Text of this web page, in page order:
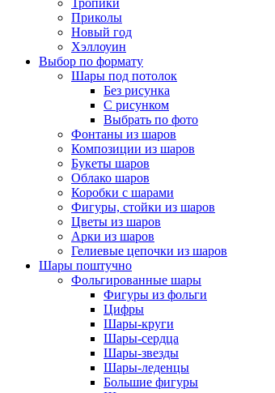
Приколы
Новый год
Хэллоуин
Выбор по формату
Шары под потолок
Без рисунка
С рисунком
Выбрать по фото
Фонтаны из шаров
Композиции из шаров
Букеты шаров
Облако шаров
Коробки с шарами
Фигуры, стойки из шаров
Цветы из шаров
Арки из шаров
Гелиевые цепочки из шаров
Шары поштучно
Фольгированные шары
Фигуры из фольги
Цифры
Шары-круги
Шары-сердца
Шары-звезды
Шары-леденцы
Большие фигуры